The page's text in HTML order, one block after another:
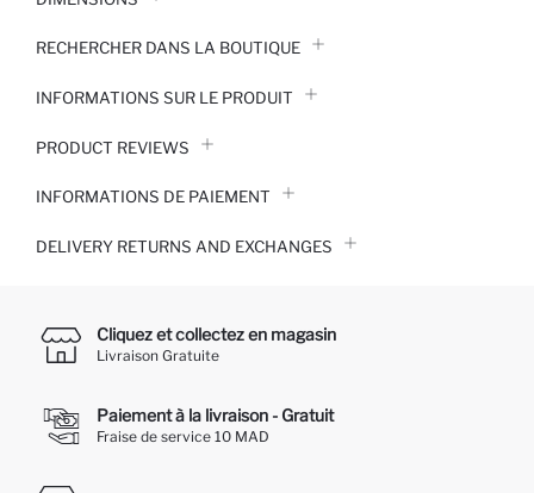
RECHERCHER DANS LA BOUTIQUE
INFORMATIONS SUR LE PRODUIT
PRODUCT REVIEWS
INFORMATIONS DE PAIEMENT
DELIVERY RETURNS AND EXCHANGES
Cliquez et collectez en magasin
Livraison Gratuite
Paiement à la livraison - Gratuit
Fraise de service 10 MAD